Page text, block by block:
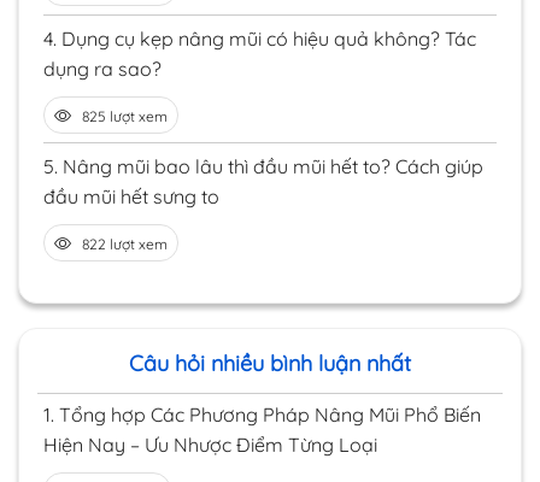
4. Dụng cụ kẹp nâng mũi có hiệu quả không? Tác
dụng ra sao?
825 lượt xem
5. Nâng mũi bao lâu thì đầu mũi hết to? Cách giúp
đầu mũi hết sưng to
822 lượt xem
Câu hỏi nhiều bình luận nhất
1. Tổng hợp Các Phương Pháp Nâng Mũi Phổ Biến
Hiện Nay – Ưu Nhược Điểm Từng Loại